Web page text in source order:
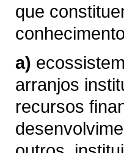
que
a)
arranjos
recursos